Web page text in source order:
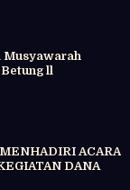
Musyawarah
ll
ACARA
DANA